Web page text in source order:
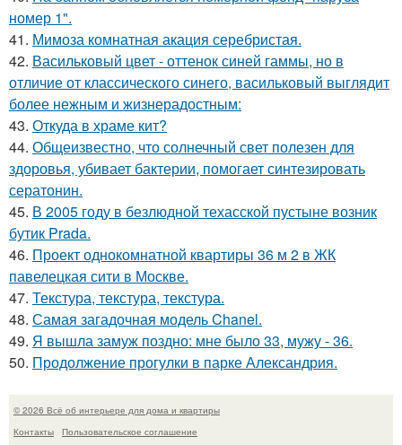
номер 1".
41. Мимоза комнатная акация серебристая.
42. Васильковый цвет - оттенок синей гаммы, но в
отличие от классического синего, васильковый выглядит
более нежным и жизнерадостным:
43. Откуда в храме кит?
44. Общеизвестно, что солнечный свет полезен для
здоровья, убивает бактерии, помогает синтезировать
сератонин.
45. В 2005 году в безлюдной техасской пустыне возник
бутик Prada.
46. Проект однокомнатной квартиры 36 м 2 в ЖК
павелецкая сити в Москве.
47. Текстура, текстура, текстура.
48. Самая загадочная модель Chanel.
49. Я вышла замуж поздно: мне было 33, мужу - 36.
50. Продолжение прогулки в парке Александрия.
© 2026 Всё об интерьере для дома и квартиры
Контакты
Пользовательское соглашение